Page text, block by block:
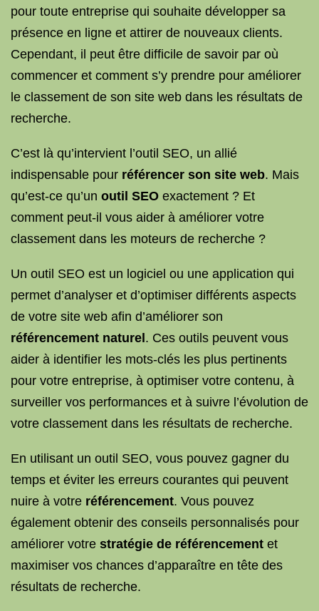
pour toute entreprise qui souhaite développer sa
présence en ligne et attirer de nouveaux clients.
Cependant, il peut être difficile de savoir par où
commencer et comment s’y prendre pour améliorer
le classement de son site web dans les résultats de
recherche.
C’est là qu’intervient l’outil SEO, un allié
indispensable pour référencer son site web. Mais
qu’est-ce qu’un outil SEO exactement ? Et
comment peut-il vous aider à améliorer votre
classement dans les moteurs de recherche ?
Un outil SEO est un logiciel ou une application qui
permet d’analyser et d’optimiser différents aspects
de votre site web afin d’améliorer son
référencement naturel . Ces outils peuvent vous
aider à identifier les mots-clés les plus pertinents
pour votre entreprise, à optimiser votre contenu, à
surveiller vos performances et à suivre l’évolution de
votre classement dans les résultats de recherche.
En utilisant un outil SEO, vous pouvez gagner du
temps et éviter les erreurs courantes qui peuvent
nuire à votre référencement. Vous pouvez
également obtenir des conseils personnalisés pour
améliorer votre stratégie de référencement et
maximiser vos chances d’apparaître en tête des
résultats de recherche.